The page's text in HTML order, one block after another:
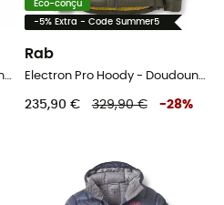
Electron Pro Hoody - Doudoune homme
Eco-conçu
-5% Extra - Code Summer5
Rab
Electron Pro Hoody - Doudoune homme
235,90 € 329,90 € -28%